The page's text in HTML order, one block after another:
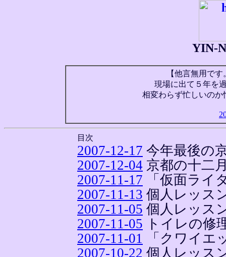
【他言無用で
現場に出て５年を
相変わらず忙しいの
目次
2007-12-17 今年最後の
2007-12-04 京都の十二
2007-11-17 「仮面ライ
2007-11-13 個人レッス
2007-11-05 個人レッス
2007-11-05 トイレの修
2007-11-01
「クワイエ
2007-10-22 個人レッス